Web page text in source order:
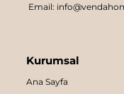
Email:
Kurumsal
Ana Sayfa